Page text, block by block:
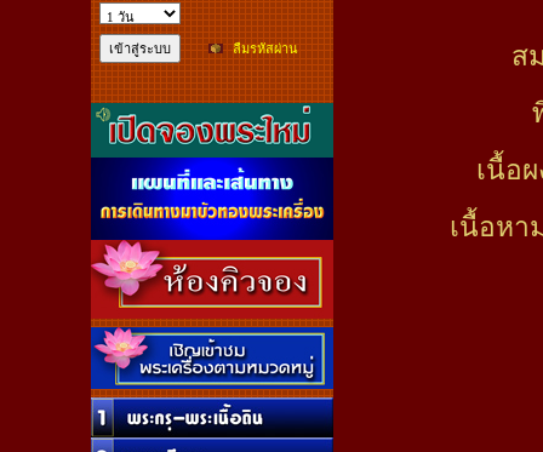
ลืมรหัสผ่าน
ส
เนื้อ
เนื้อหา